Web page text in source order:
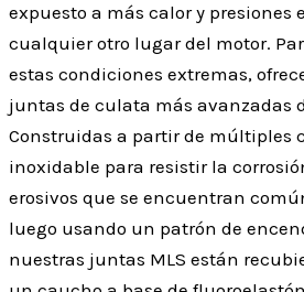
expuesto a más calor y presiones
cualquier otro lugar del motor.
estas condiciones extremas,
juntas de culata más avanzadas
Construidas a partir de múltiples
inoxidable para resistir la
erosivos que se encuentran
luego usando un patrón de
nuestras juntas MLS están